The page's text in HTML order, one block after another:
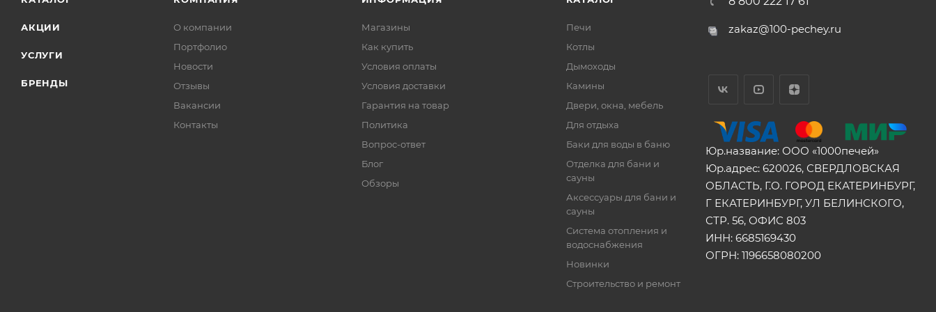
АКЦИИ
УСЛУГИ
БРЕНДЫ
О компании
Портфолио
Новости
Отзывы
Вакансии
Контакты
Магазины
Как купить
Условия оплаты
Условия доставки
Гарантия на товар
Политика
Вопрос-ответ
Блог
Обзоры
Печи
Котлы
Дымоходы
Камины
Двери, окна, мебель
Для отдыха
Баки для воды в баню
Отделка для бани и
сауны
Аксессуары для бани и
сауны
Система отопления и
водоснабжения
Новинки
Строительство и ремонт
zakaz@100-pechey.ru
Юр.название: ООО «1000печей»
Юр.адрес: 620026, СВЕРДЛОВСКАЯ
ОБЛАСТЬ, Г.О. ГОРОД ЕКАТЕРИНБУРГ,
Г ЕКАТЕРИНБУРГ, УЛ БЕЛИНСКОГО,
СТР. 56, ОФИС 803
ИНН: 6685169430
ОГРН: 1196658080200